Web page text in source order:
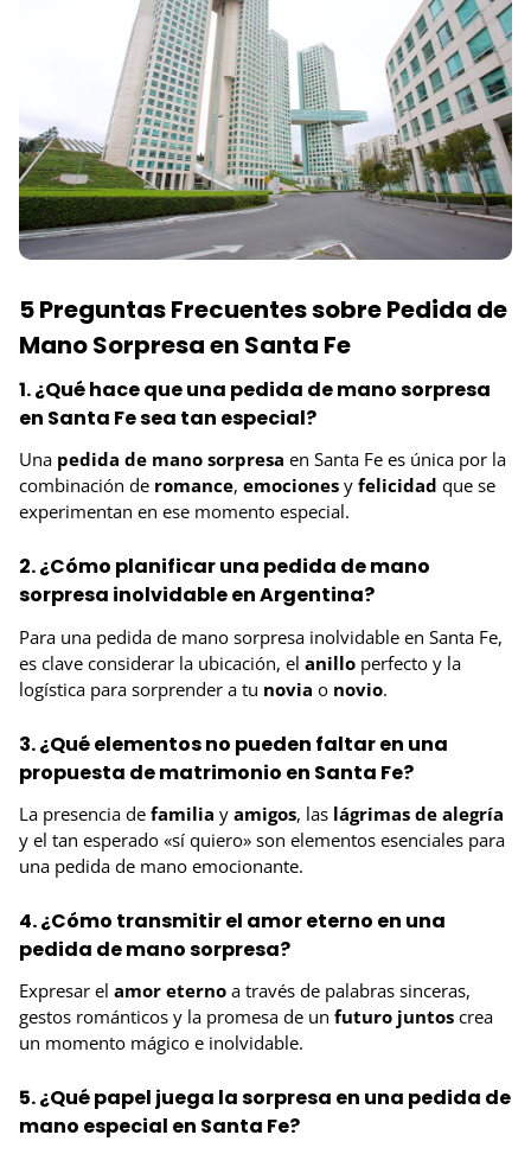
5 Preguntas Frecuentes sobre Pedida de
Mano Sorpresa en Santa Fe
1. ¿Qué hace que una pedida de mano sorpresa
en Santa Fe sea tan especial?
Una pedida de mano sorpresa en Santa Fe es única por la
combinación de romance, emociones y felicidad que se
experimentan en ese momento especial.
2. ¿Cómo planificar una pedida de mano
sorpresa inolvidable en Argentina?
Para una pedida de mano sorpresa inolvidable en Santa Fe,
es clave considerar la ubicación, el anillo perfecto y la
logística para sorprender a tu novia o novio.
3. ¿Qué elementos no pueden faltar en una
propuesta de matrimonio en Santa Fe?
La presencia de familia y amigos, las lágrimas de alegría
y el tan esperado «sí quiero» son elementos esenciales para
una pedida de mano emocionante.
4. ¿Cómo transmitir el amor eterno en una
pedida de mano sorpresa?
Expresar el amor eterno a través de palabras sinceras,
gestos románticos y la promesa de un futuro juntos crea
un momento mágico e inolvidable.
5. ¿Qué papel juega la sorpresa en una pedida de
mano especial en Santa Fe?